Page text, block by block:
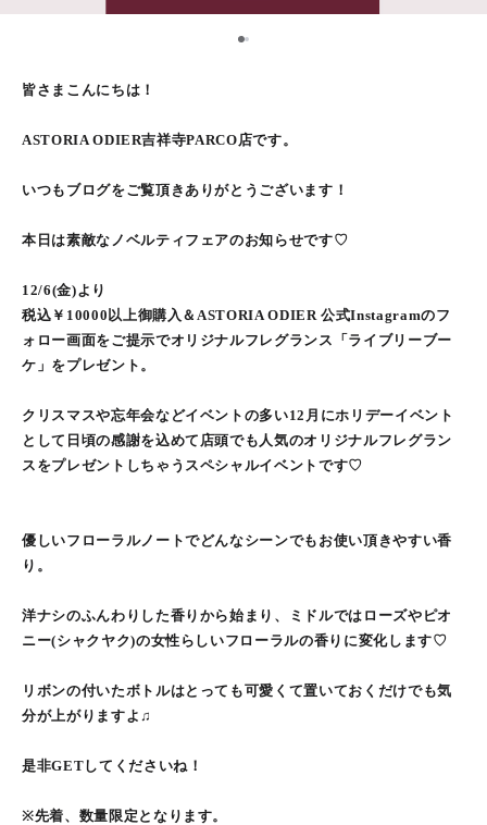
1
皆さまこんにちは！
ASTORIA ODIER吉祥寺PARCO店です。
いつもブログをご覧頂きありがとうございます！
本日は素敵なノベルティフェアのお知らせです♡
12/6(金)より
税込￥10000以上御購入＆ASTORIA ODIER 公式Instagramのフ
ォロー画面をご提示でオリジナルフレグランス「ライブリーブー
ケ」をプレゼント。
クリスマスや忘年会などイベントの多い12月にホリデーイベント
として日頃の感謝を込めて店頭でも人気のオリジナルフレグラン
スをプレゼントしちゃうスペシャルイベントです♡
優しいフローラルノートでどんなシーンでもお使い頂きやすい香
り。
洋ナシのふんわりした香りから始まり、ミドルではローズやピオ
ニー(シャクヤク)の女性らしいフローラルの香りに変化します♡
リボンの付いたボトルはとっても可愛くて置いておくだけでも気
分が上がりますよ♫
是非GETしてくださいね！
※先着、数量限定となります。